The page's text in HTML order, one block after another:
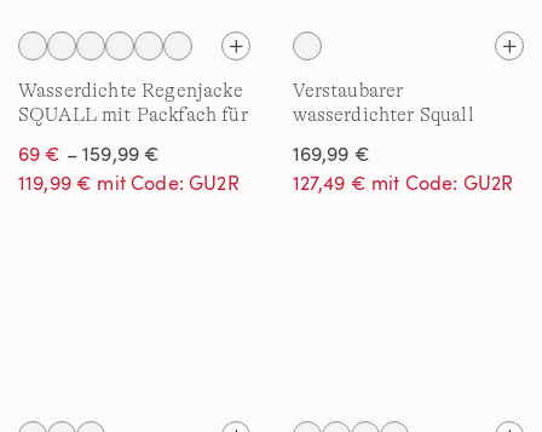
Wasserdichte Regenjacke
SQUALL mit Packfach für
69 € – 159,99 €
119,99 € mit Code: GU2R
Verstaubarer
wasserdichter Squall
Gemustert in Plus-Größe
169,99 €
127,49 € mit Code: GU2R